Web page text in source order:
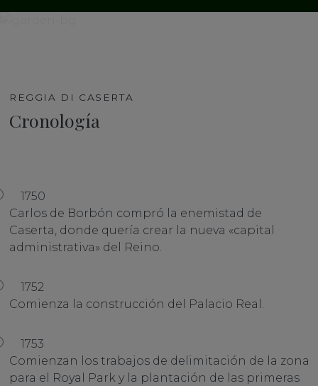
REGGIA DI CASERTA
Cronología
1750
Carlos de Borbón compró la enemistad de
Caserta, donde quería crear la nueva «capital
administrativa» del Reino.
1752
Comienza la construcción del Palacio Real.
1753
Comienzan los trabajos de delimitación de la zona
para el Royal Park y la plantación de las primeras